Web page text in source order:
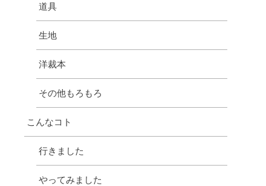
道具
生地
洋裁本
その他もろもろ
こんなコト
行きました
やってみました